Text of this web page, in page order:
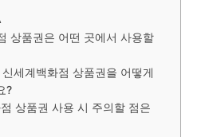
상품권은 어떤 곳에서 사용할
세계백화점 상품권을 어떻게
?
상품권 사용 시 주의할 점은